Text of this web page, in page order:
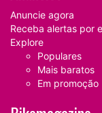
Anuncie agora
Receba alertas por
Explore
Populares
Mais baratos
Em promoção